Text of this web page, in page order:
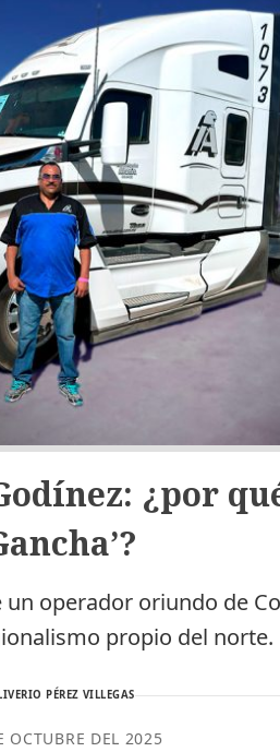
¿por
operador oriundo de
propio del norte.
PÉREZ VILLEGAS
OCTUBRE DEL 2025